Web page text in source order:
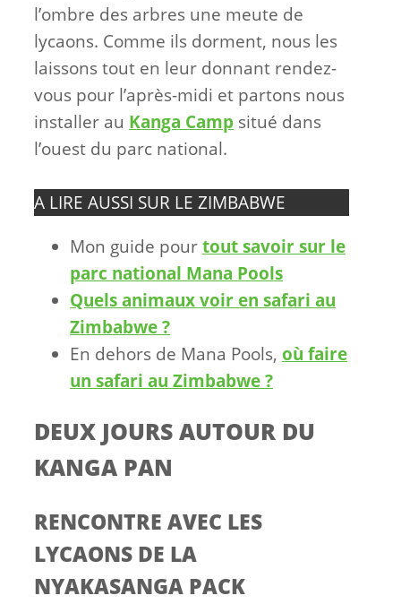
l’ombre des arbres une meute de
lycaons. Comme ils dorment, nous les
laissons tout en leur donnant rendez-
vous pour l’après-midi et partons nous
installer au Kanga Camp situé dans
l’ouest du parc national.
A LIRE AUSSI SUR LE ZIMBABWE
Mon guide pourtout savoir sur le
parc national Mana Pools
Quels animaux voir en safari au
Zimbabwe ?
En dehors de Mana Pools, où faire
un safari au Zimbabwe ?
DEUX JOURS AUTOUR DU
KANGA PAN
RENCONTRE AVEC LES
LYCAONS DE LA
NYAKASANGA PACK